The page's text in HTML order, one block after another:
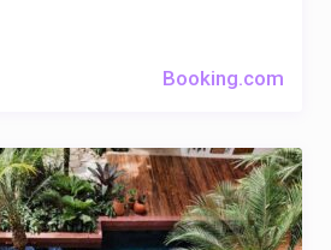
Booking.com